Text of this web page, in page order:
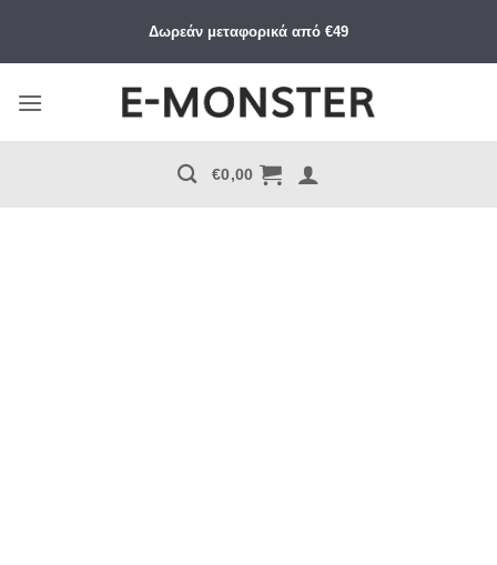
περιεχόμενο
Δωρεάν μεταφορικά από €49
€0,00